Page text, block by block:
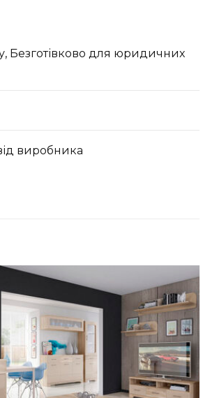
Безготівково для юридичних
від виробника